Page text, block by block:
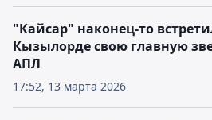
17:52, 13 марта 2026
"Кайсар" наконец-то
Кызылорде свою главную
АПЛ